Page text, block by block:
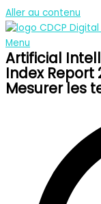
Aller au contenu
Menu
Artificial
Index Report
Mesurer les